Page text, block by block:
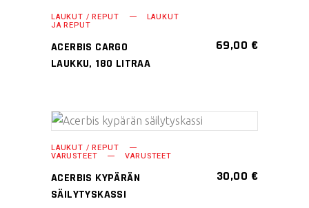
LISÄÄ OSTOSKORIIN
LAUKUT / REPUT LAUKUT
JA REPUT
ACERBIS CARGO
LAUKKU, 180 LITRAA
69,00 €
LISÄÄ OSTOSKORIIN
LAUKUT / REPUT
VARUSTEET VARUSTEET
ACERBIS KYPÄRÄN
SÄILYTYSKASSI
30,00 €